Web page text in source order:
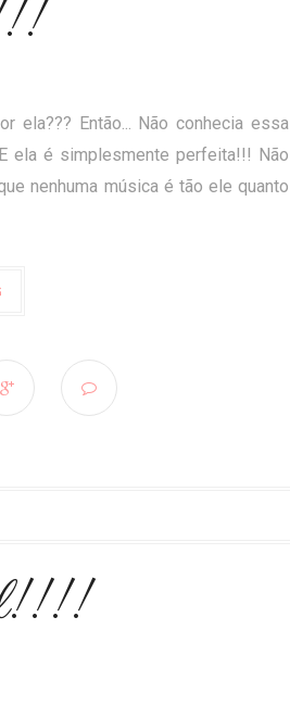
ela??? Então... Não conhecia essa
ela é simplesmente perfeita!!! Não
nenhuma música é tão ele quanto